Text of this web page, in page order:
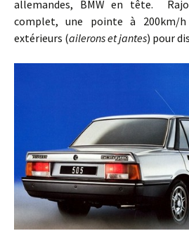
allemandes, BMW en tête.
complet, une pointe à 200km/
extérieurs (ailerons et jantes) pour